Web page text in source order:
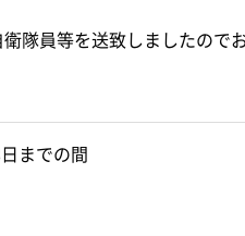
隊員等を送致しましたので
までの間